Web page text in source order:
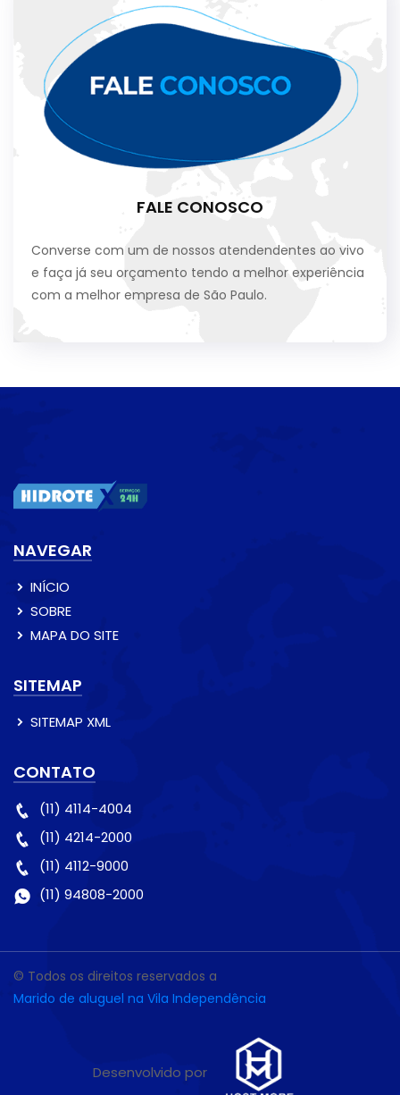
FALE CONOSCO
Converse com um de nossos atendendentes ao vivo
e faça já seu orçamento tendo a melhor experiência
com a melhor empresa de São Paulo.
NAVEGAR
INÍCIO
SOBRE
MAPA DO SITE
SITEMAP
SITEMAP XML
CONTATO
(11) 4114-4004
(11) 4214-2000
(11) 4112-9000
(11) 94808-2000
© Todos os direitos reservados a
Marido de aluguel na Vila Independência
Desenvolvido por